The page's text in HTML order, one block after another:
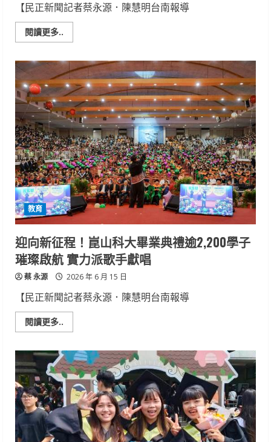
【民正新聞記者蔡永源．陳慧明台南報導
閱讀更多..
more
化
臺
越
高
教
合
作
崑
山
科
大
攜
手
維
新
大
學
簽
署
MOU
共
育
國
際
人
才
教育
迎向新征程！崑山科大畢業典禮逾2,200學子
璀璨啟航 實力派歌手獻唱
蔡 永源 2026 年 6 月 15 日
【民正新聞記者蔡永源．陳慧明台南報導
閱讀更多..
more
向
新
征
程！
崑
山
科
大
畢
業